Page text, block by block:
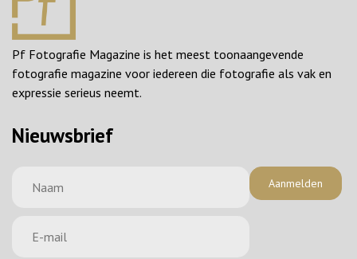
Pf Fotografie Magazine is het meest toonaangevende
fotografie magazine voor iedereen die fotografie als vak en
expressie serieus neemt.
Nieuwsbrief
Aanmelden